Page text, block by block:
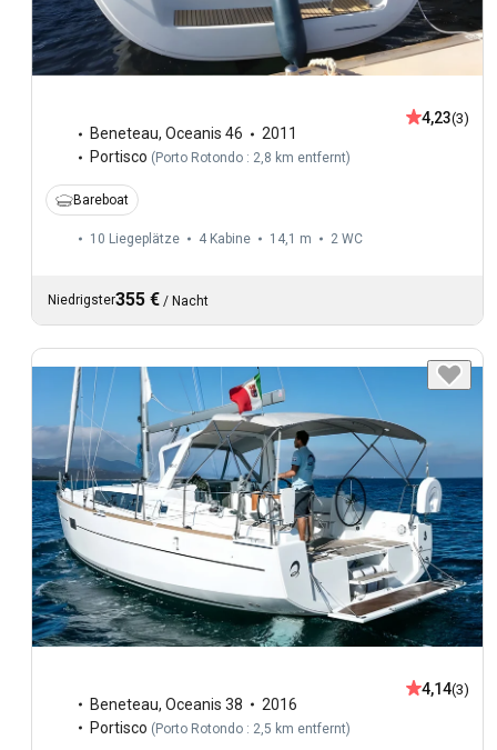
Beneteau, Oceanis 46
2011
Portisco ( Porto Rotondo : 2,8 km entfernt)
4,23(3)
Bareboat
10 Liegeplätze 4 Kabine 14,1 m 2 WC
Niedrigster355 € / Nacht
Beneteau, Oceanis 38
2016
Portisco (Porto Rotondo : 2,5 km entfernt)
4,14(3)